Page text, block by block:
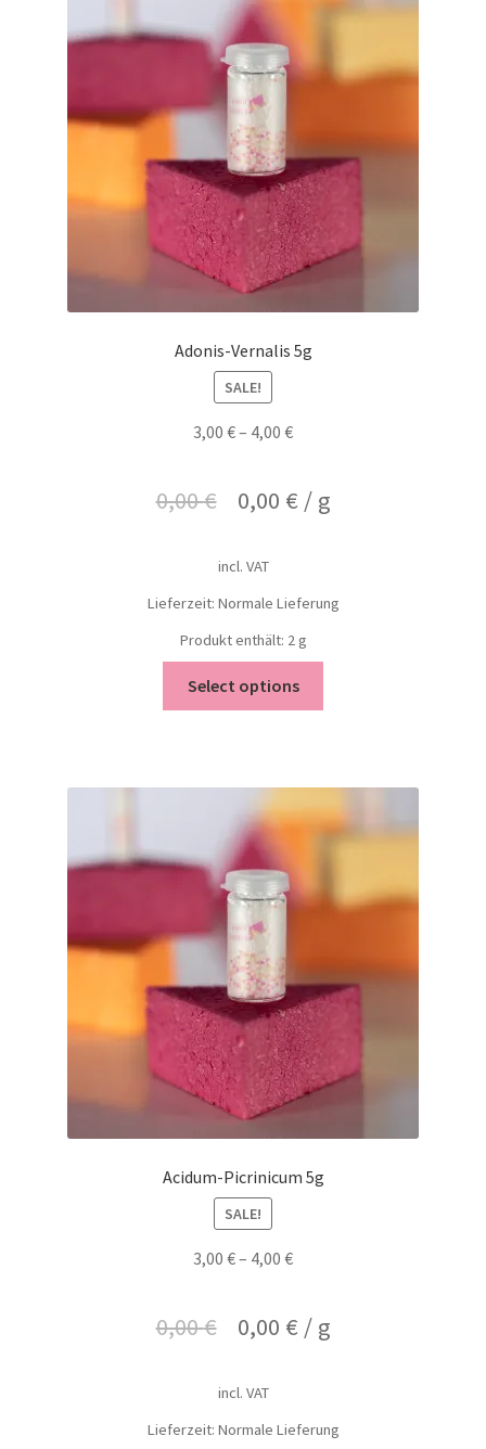
Adonis-Vernalis 5g
SALE!
3,00 €– 4,00 €
0,00€ 0,00 € / g
incl. VAT
Lieferzeit: Normale Lieferung
Produkt enthält: 2g
Select options
Acidum-Picrinicum 5g
SALE!
3,00 €– 4,00 €
0,00€ 0,00 € / g
incl. VAT
Lieferzeit: Normale Lieferung